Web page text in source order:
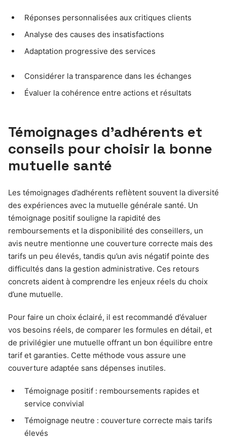
Réponses personnalisées aux critiques clients
Analyse des causes des insatisfactions
Adaptation progressive des services
Considérer la transparence dans les échanges
Évaluer la cohérence entre actions et résultats
Témoignages d’adhérents et
conseils pour choisir la bonne
mutuelle santé
Les témoignages d’adhérents reflètent souvent la diversité
des expériences avec la mutuelle générale santé. Un
témoignage positif souligne la rapidité des
remboursements et la disponibilité des conseillers, un
avis neutre mentionne une couverture correcte mais des
tarifs un peu élevés, tandis qu’un avis négatif pointe des
difficultés dans la gestion administrative. Ces retours
concrets aident à comprendre les enjeux réels du choix
d’une mutuelle.
Pour faire un choix éclairé, il est recommandé d’évaluer
vos besoins réels, de comparer les formules en détail, et
de privilégier une mutuelle offrant un bon équilibre entre
tarif et garanties. Cette méthode vous assure une
couverture adaptée sans dépenses inutiles.
Témoignage positif : remboursements rapides et
service convivial
Témoignage neutre : couverture correcte mais tarifs
élevés